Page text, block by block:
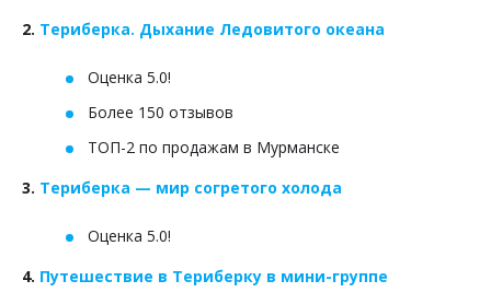
2. Териберка. Дыхание Ледовитого океана
Оценка 5.0!
Более 150 отзывов
ТОП-2 по продажам в Мурманске
3. Териберка — мир согретого холода
Оценка 5.0!
4. Путешествие в Териберку в мини-группе